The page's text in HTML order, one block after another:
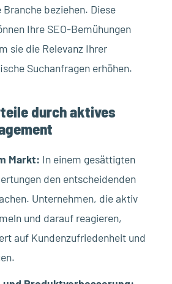
beziehen. Diese
Ihre SEO-Bemühungen
sie die Relevanz Ihrer
Suchanfragen erhöhen.
durch aktives
Markt: In einem gesättigten
den entscheidenden
Unternehmen, die aktiv
und darauf reagieren,
auf Kundenzufriedenheit und